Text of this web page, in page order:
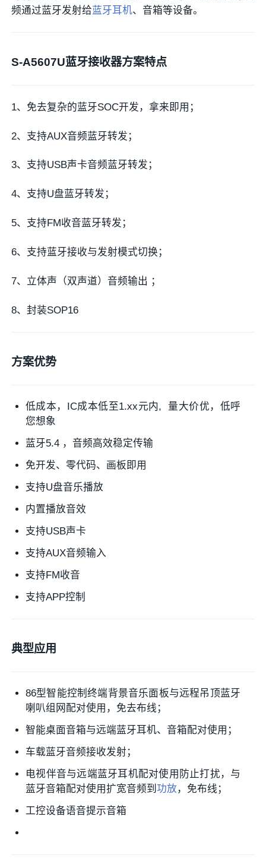
频通过蓝牙发射给蓝牙耳机、音箱等设备。
S-A5607U蓝牙接收器方案特点
1、免去复杂的蓝牙SOC开发，拿来即用；
2、支持AUX音频蓝牙转发；
3、支持USB声卡音频蓝牙转发；
4、支持U盘蓝牙转发；
5、支持FM收音蓝牙转发；
6、支持蓝牙接收与发射模式切换；
7、立体声（双声道）音频输出 ；
8、封装SOP16
方案优势
低成本，IC成本低至1.xx元内, 量大价优，低呼
您想象
蓝牙5.4 ，音频高效稳定传输
免开发、零代码、画板即用
支持U盘音乐播放
内置播放音效
支持USB声卡
支持AUX音频输入
支持FM收音
支持APP控制
典型应用
86型智能控制终端背景音乐面板与远程吊顶蓝牙
喇叭组网配对使用，免去布线；
智能桌面音箱与远端蓝牙耳机、音箱配对使用；
车载蓝牙音频接收发射；
电视伴音与远端蓝牙耳机配对使用防止打扰，与
蓝牙音箱配对使用扩宽音频到 功放 ，免布线；
工控设备语音提示音箱